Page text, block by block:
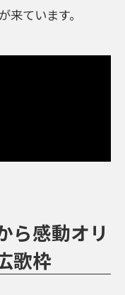
来ています。
ら感動オリ
歌枠